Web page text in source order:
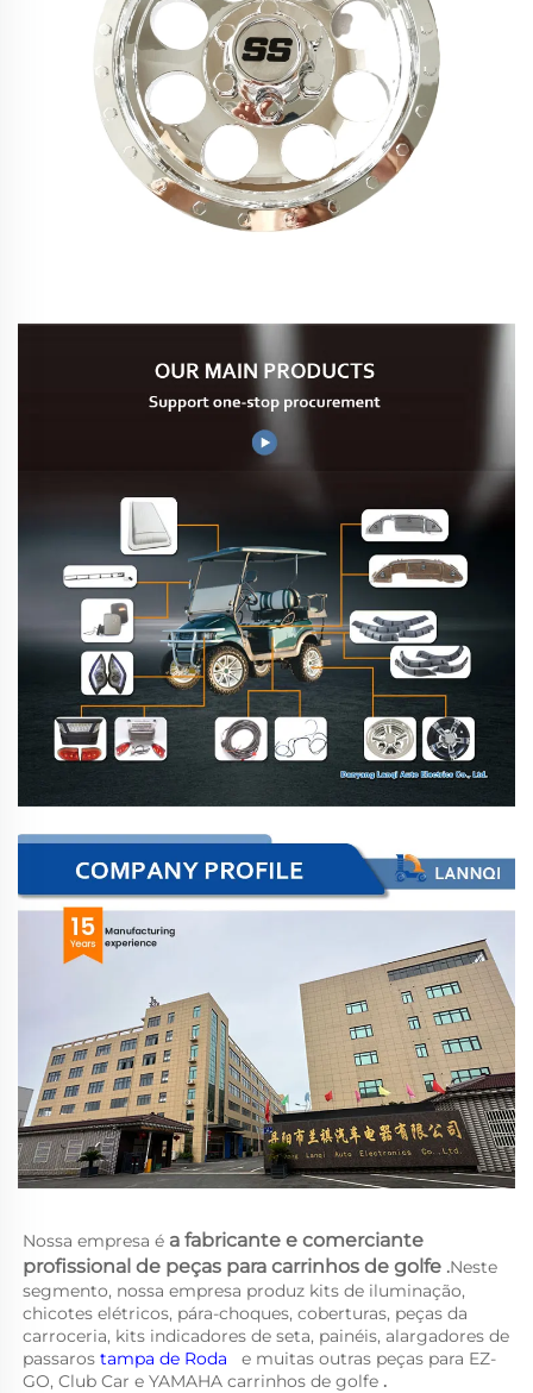
Nossa empresa é a fabricante e comerciante
profissional de peças para carrinhos de golfe .Neste
segmento, nossa empresa produz kits de iluminação,
chicotes elétricos, pára-choques, coberturas, peças da
carroceria, kits indicadores de seta, painéis, alargadores de
passaros tampa de Roda e muitas outras peças para EZ-
GO, Club Car e YAMAHA carrinhos de golfe .